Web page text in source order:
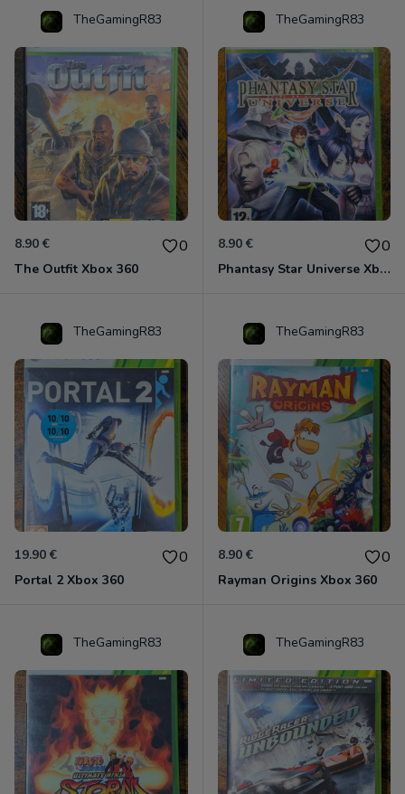
TheGamingR83
8.90 € 0
The Outfit Xbox 360
TheGamingR83
8.90 € 0
Phantasy Star Universe Xbox 360
TheGamingR83
19.90 € 0
Portal 2 Xbox 360
TheGamingR83
8.90 € 0
Rayman Origins Xbox 360
TheGamingR83 TheGamingR83